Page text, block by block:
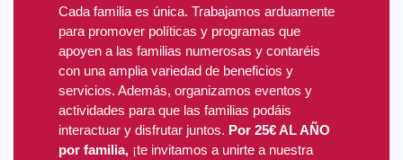
Cada familia es única. Trabajamos arduamente
para promover políticas y programas que
apoyen a las familias numerosas y contaréis
con una amplia variedad de beneficios y
servicios. Además, organizamos eventos y
actividades para que las familias podáis
interactuar y disfrutar juntos. Por 25€ AL AÑO
por familia, ¡te invitamos a unirte a nuestra